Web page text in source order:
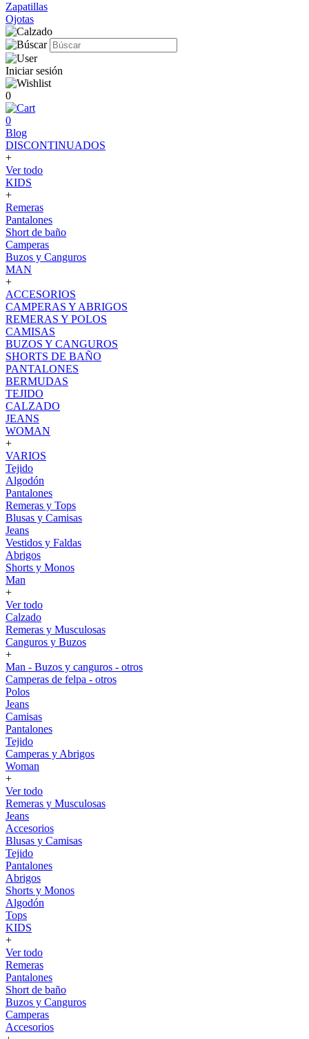
Zapatillas
Ojotas
Iniciar sesión
0
0
Blog
DISCONTINUADOS
+
Ver todo
KIDS
+
Remeras
Pantalones
Short de baño
Camperas
Buzos y Canguros
MAN
+
ACCESORIOS
CAMPERAS Y ABRIGOS
REMERAS Y POLOS
CAMISAS
BUZOS Y CANGUROS
SHORTS DE BAÑO
PANTALONES
BERMUDAS
TEJIDO
CALZADO
JEANS
WOMAN
+
VARIOS
Tejido
Algodón
Pantalones
Remeras y Tops
Blusas y Camisas
Jeans
Vestidos y Faldas
Abrigos
Shorts y Monos
Man
+
Ver todo
Calzado
Remeras y Musculosas
Canguros y Buzos
+
Man - Buzos y canguros - otros
Camperas de felpa - otros
Polos
Jeans
Camisas
Pantalones
Tejido
Camperas y Abrigos
Woman
+
Ver todo
Remeras y Musculosas
Jeans
Accesorios
Blusas y Camisas
Tejido
Pantalones
Abrigos
Shorts y Monos
Algodón
Tops
KIDS
+
Ver todo
Remeras
Pantalones
Short de baño
Buzos y Canguros
Camperas
Accesorios